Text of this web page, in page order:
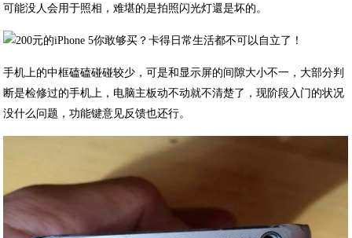
可能没人会用于照相，难堪的是拍照闪光灯還是坏的。
手机上的中框磕磕碰碰较少，可是和显示屏的间隙大小不一，大部分判
断是检修过的手机上，电脑主板动不动就不清楚了，现阶段入门的状况
没什么问题，功能键意见反馈也还行。